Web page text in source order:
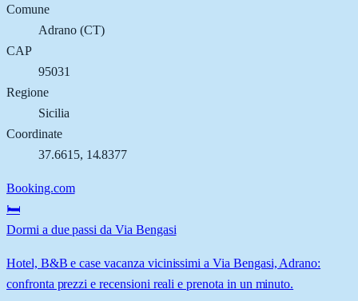
Comune
Adrano(CT)
CAP
95031
Regione
Sicilia
Coordinate
37.6615, 14.8377
Booking.com
🛏️
Dormi a due passi da Via Bengasi
Hotel, B&B e case vacanza vicinissimi a Via Bengasi, Adrano:
confronta prezzi e recensioni reali e prenota in un minuto.